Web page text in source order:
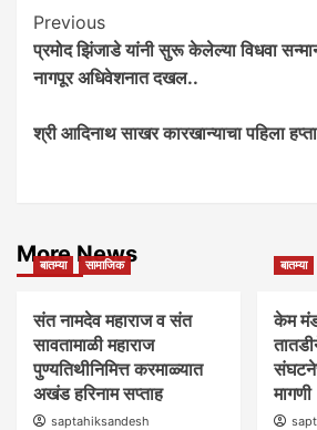
Post
Navigation
Previous
प्रमोद झिंजाडे यांनी सुरू केलेल्या विधवा
नागपूर अधिवेशनात दखल..
श्री आदिनाथ साखर कारखान्याचा पहिला
More News
बातम्या सामाजिक
संत नामदेव महाराज व संत
सावतामाळी महाराज
पुण्यतिथीनिमित्त करमाळ्यात
अखंड हरिनाम सप्ताह
saptahiksandesh
बातम्या
केम
मागणी